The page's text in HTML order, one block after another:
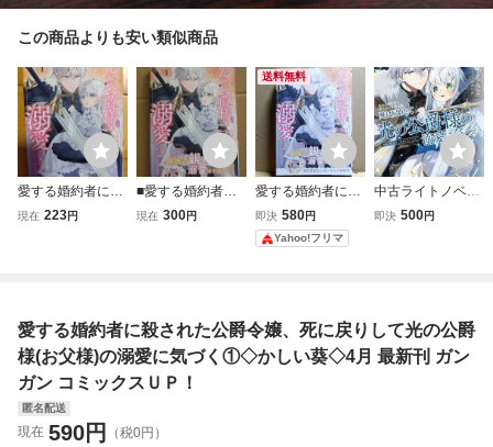
この商品よりも安い類似商品
愛する婚約者に殺
された公爵令嬢、
現在 223円
■愛する婚約者に
殺された公爵令
送料140円■
現在 300円
送料無料
愛する婚約者に殺
された公爵令嬢、
死に戻りして光の
公爵様の溺愛に気
即決 580円
Yahoo!フリマ
中古ライトノベル
その他サイズ 愛す
そ、
即決 500円
愛する婚約者に殺された公爵令嬢、死に戻りして光の公爵
様(お父様)の溺愛に気づく①◇かしい葵◇4月 最新刊 ガン
ガン コミックスＵＰ！
匿名配送
現在 590円
（税0円）